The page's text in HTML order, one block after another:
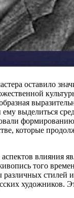
оставило
ему выделиться
которые
влияния
того
различных стилей
художников.